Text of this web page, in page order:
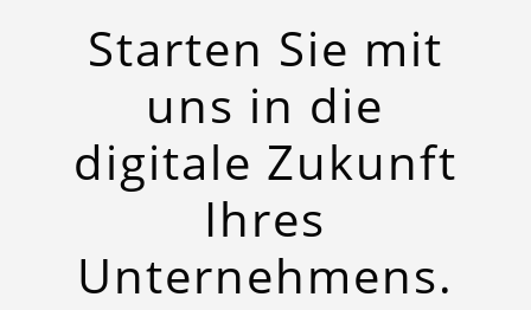
Starten Sie mit
uns in die
digitale Zukunft
Ihres
Unternehmens.